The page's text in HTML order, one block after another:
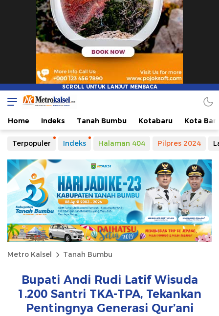
Home Indeks Tanah Bumbu Kotabaru Kota
Terpopuler Indeks Halaman 404 Pilpres 2024
Metro Kalsel Tanah Bumbu
Bupati Andi Rudi Latif Wisuda
1.200 Santri TKA-TPA, Tekankan
Pentingnya Generasi Qur’ani